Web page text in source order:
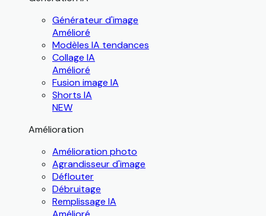
Générateur d'image
Amélioré
Modèles IA tendances
Collage IA
Amélioré
Fusion image IA
Shorts IA
NEW
Amélioration
Amélioration photo
Agrandisseur d'image
Déflouter
Débruitage
Remplissage IA